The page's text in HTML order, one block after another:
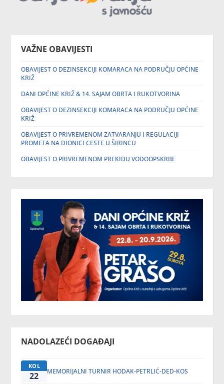
VAŽNE OBAVIJESTI
OBAVIJEST O DEZINSEKCIJI KOMARACA NA PODRUČJU OPĆINE
KRIŽ
DANI OPĆINE KRIŽ & 14. SAJAM OBRTA I RUKOTVORINA
OBAVIJEST O DEZINSEKCIJI KOMARACA NA PODRUČJU OPĆINE
KRIŽ
OBAVIJEST O PRIVREMENOM ZATVARANJU I REGULACIJI
PROMETA NA DIONICI CESTE U ŠIRINCU
OBAVIJEST O PRIVREMENOM PREKIDU VODOOPSKRBE
NADOLAZEĆI DOGAĐAJI
KOL
22 MEMORIJALNI TURNIR HODAK-PETRLIĆ-DED-KOS